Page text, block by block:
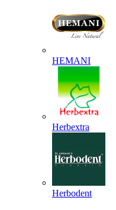
HEMANI
Herbextra
Herbodent